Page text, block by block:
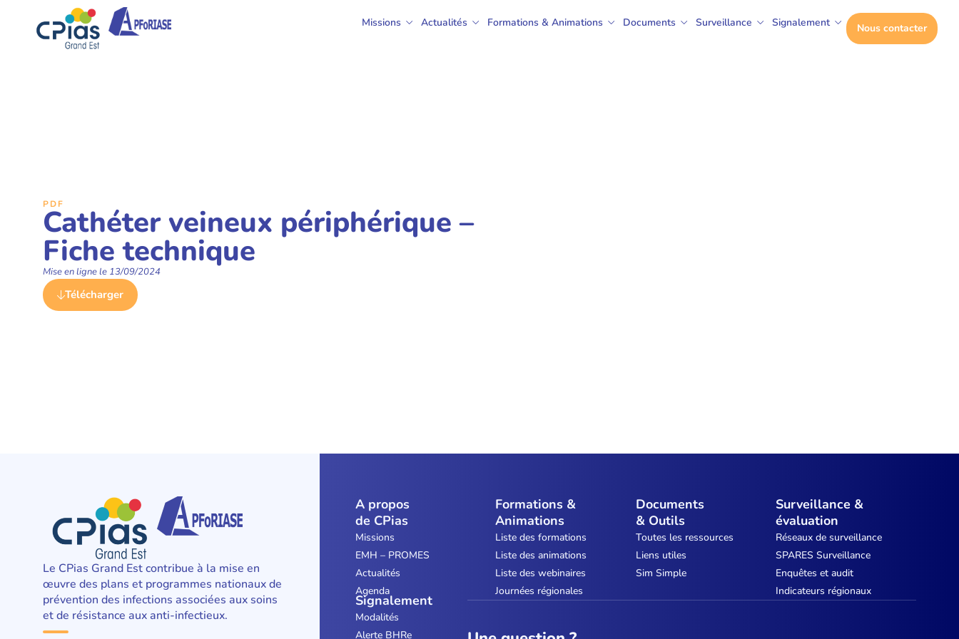
Missions Actualités Formations & Animations Documents Surveillance Signalement Nous contacter
PDF
Cathéter veineux périphérique –
Fiche technique
Mise en ligne le 13/09/2024
Télécharger
Le CPias Grand Est contribue à la mise en
œuvre des plans et programmes nationaux de
prévention des infections associées aux soins
et de résistance aux anti-infectieux.
A propos
de CPias
Missions
EMH – PROMES
Actualités
Agenda
Formations &
Animations
Liste des formations
Liste des animations
Liste des webinaires
Journées régionales
Documents
& Outils
Toutes les ressources
Liens utiles
Sim Simple
Surveillance &
évaluation
Réseaux de surveillance
SPARES Surveillance
Enquêtes et audit
Indicateurs régionaux
Signalement
Modalités
Alerte BHRe